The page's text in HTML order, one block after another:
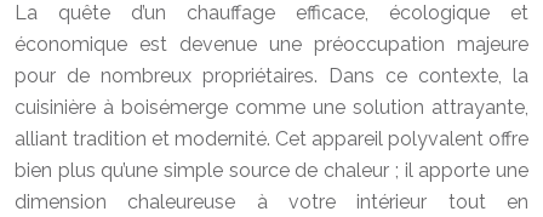
La quête d’un chauffage efficace, écologique et
économique est devenue une préoccupation majeure
pour de nombreux propriétaires. Dans ce contexte, la
cuisinière à boisémerge comme une solution attrayante,
alliant tradition et modernité. Cet appareil polyvalent offre
bien plus qu’une simple source de chaleur ; il apporte une
dimension chaleureuse à votre intérieur tout en